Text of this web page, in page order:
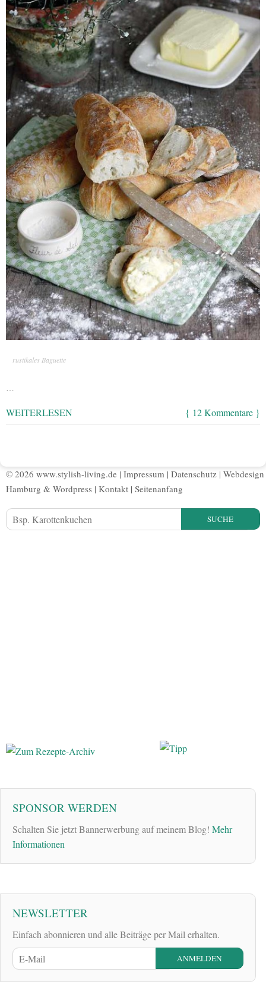
rustikales Baguette
…
WEITERLESEN { 12 Kommentare }
© 2026 www.stylish-living.de | Impressum | Datenschutz | Webdesign
Hamburg & Wordpress | Kontakt | Seitenanfang
SUCHE
SPONSOR WERDEN
Schalten Sie jetzt Bannerwerbung auf meinem Blog! Mehr
Informationen
NEWSLETTER
Einfach abonnieren und alle Beiträge per Mail erhalten.